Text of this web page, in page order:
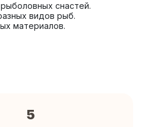
снастей.
видов рыб.
материалов.
5